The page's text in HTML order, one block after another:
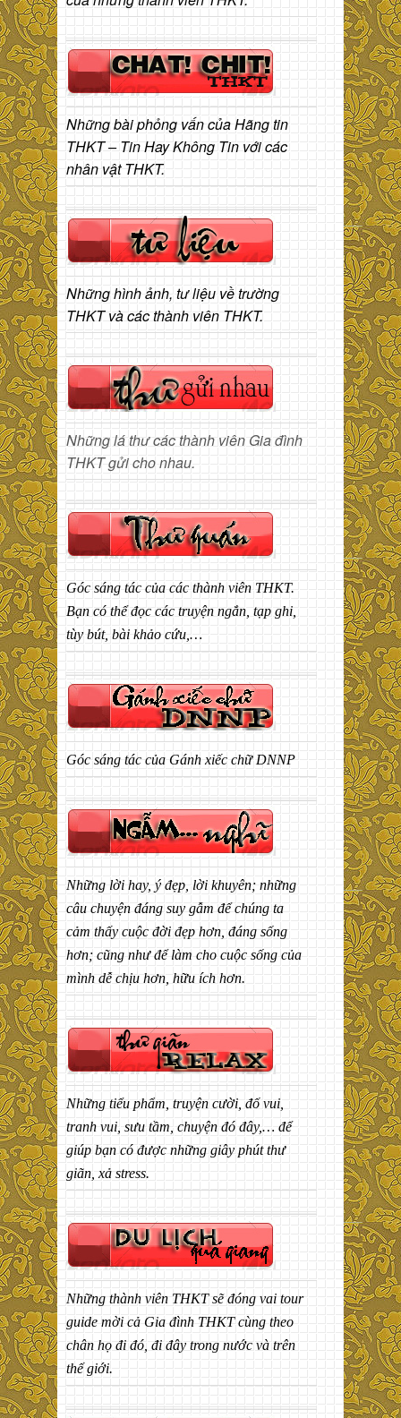
Những bài phỏng vấn của Hãng tin
THKT – Tin Hay Không Tin với các
nhân vật THKT.
Những hình ảnh, tư liệu về trường
THKT và các thành viên THKT.
Những lá thư các thành viên Gia đình
THKT gửi cho nhau.
Góc sáng tác của các thành viên THKT.
Bạn có thể đọc các truyện ngắn, tạp ghi,
tùy bút, bài khảo cứu,…
Góc sáng tác của Gánh xiếc chữ DNNP
Những lời hay, ý đẹp, lời khuyên; những
câu chuyện đáng suy gẫm để chúng ta
cảm thấy cuộc đời đẹp hơn, đáng sống
hơn; cũng như để làm cho cuộc sống của
mình dễ chịu hơn, hữu ích hơn.
Những tiểu phẩm, truyện cười, đố vui,
tranh vui, sưu tầm, chuyện đó đây,… để
giúp bạn có được những giây phút thư
giãn, xả stress.
Những thành viên THKT sẽ đóng vai tour
guide mời cả Gia đình THKT cùng theo
chân họ đi đó, đi đây trong nước và trên
thế giới.